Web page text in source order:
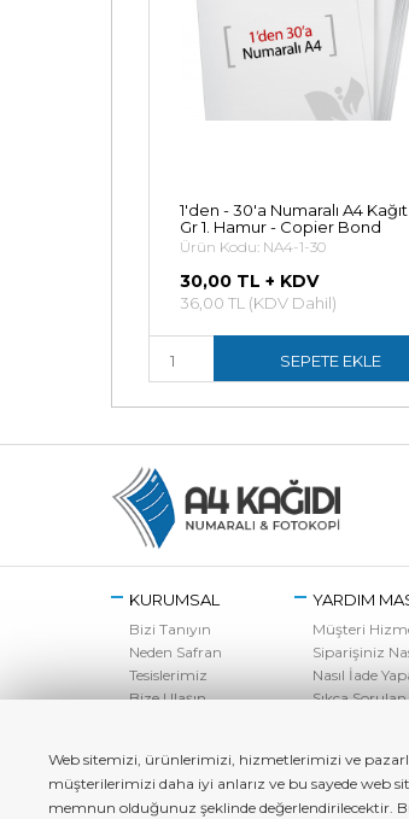
1'den - 30'a Numaralı A4
Gr 1. Hamur - Copier Bond
Ürün Kodu: NA4-1-30
30,00 TL + KDV
36,00 TL (KDV Dahil)
SEPETE EKLE
KURUMSAL
Bizi Tanıyın
Neden Safran
Tesislerimiz
Bize Ulaşın
YARDIM
Müşteri
Siparişiniz
Nasıl İade
Sıkça
Web sitemizi, ürünlerimizi, hizmetlerimizi ve
müşterilerimizi daha iyi anlarız ve bu sayede web
memnun olduğunuz şeklinde değerlendirilecektir.